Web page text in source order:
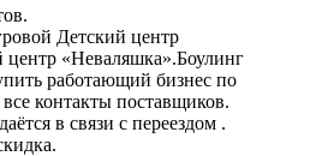
Детский центр
«Неваляшка».Боулинг
работающий бизнес по
контакты поставщиков.
в связи с переездом .